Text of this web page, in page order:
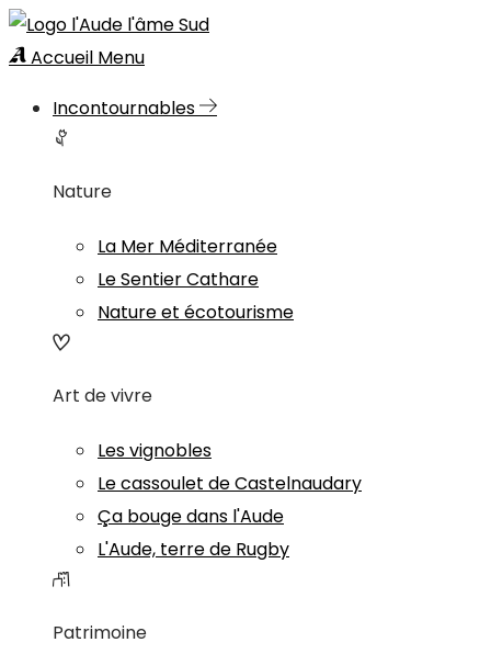
Accueil Menu
Incontournables
Nature
La Mer Méditerranée
Le Sentier Cathare
Nature et écotourisme
Art de vivre
Les vignobles
Le cassoulet de Castelnaudary
Ça bouge dans l'Aude
L'Aude, terre de Rugby
Patrimoine